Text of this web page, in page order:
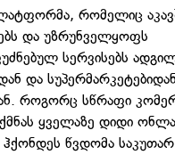
რომელიც
და უზრუნველყოფს
სერვისებს
და
როგორც სწრაფი
ყველაზე დიდი
წვდომა